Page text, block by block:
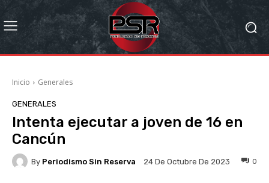
Inicio Generales
GENERALES
Intenta ejecutar a joven de 16 en
Cancún
By Periodismo Sin Reserva 24 De Octubre De 2023 0